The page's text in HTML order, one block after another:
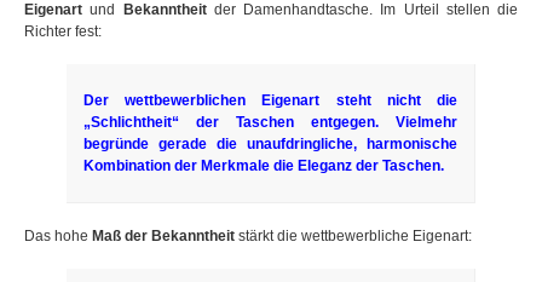
Eigenart und Bekanntheitder Damenhandtasche. Im Urteil stellen die
Richter fest:
Der wettbewerblichen Eigenart steht nicht die
„Schlichtheit“ der Taschen entgegen. Vielmehr
begründe gerade die unaufdringliche, harmonische
Kombination der Merkmale die Eleganz der Taschen.
Das hohe Maß der Bekanntheit stärkt die wettbewerbliche Eigenart: